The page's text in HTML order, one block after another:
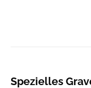
Spezielles